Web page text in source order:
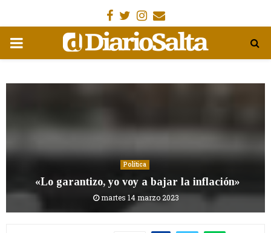
Facebook
Gorjeo
Instagram
Email
MENÚ
Política
«Lo garantizo, yo voy a bajar la inflación»
martes 14 marzo 2023